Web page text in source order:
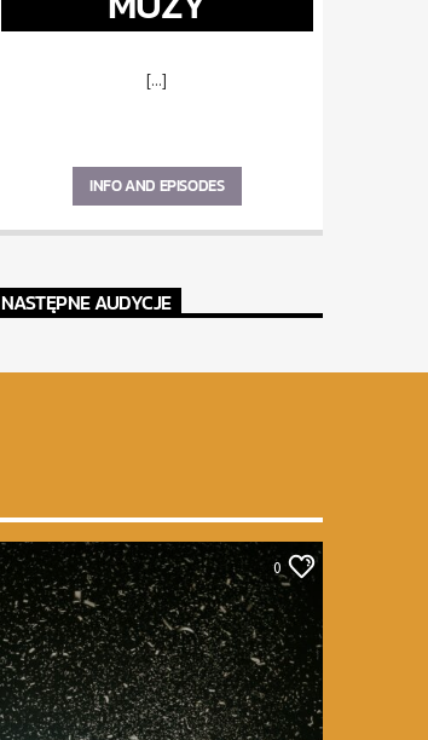
[...]
INFO AND EPISODES
NASTĘPNE AUDYCJE
0